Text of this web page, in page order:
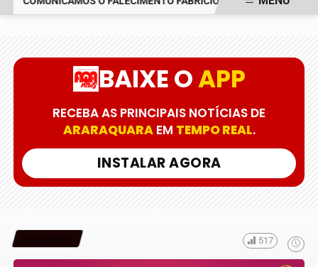
BAIXE OAPP
RECEBA AS PRINCIPAIS NOTÍCIAS DE
ARARAQUARAEM TEMPO REAL.
INSTALAR AGORA
517